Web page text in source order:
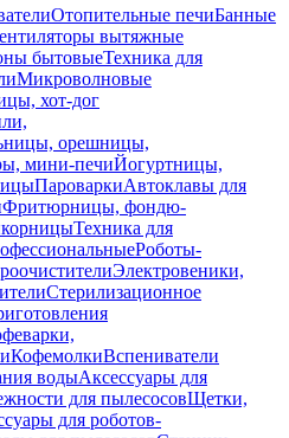
Отопительные печиБанные
вытяжные
бытовыеТехника для
Микроволновые
хот-дог
орешницы,
мини-печиЙогуртницы,
ПароваркиАвтоклавы для
Фритюрницы, фондю-
Техника для
Роботы-
Электровеники,
Стерилизационное
КофемолкиВспениватели
водыАксессуары для
для пылесосовЩетки,
для роботов-